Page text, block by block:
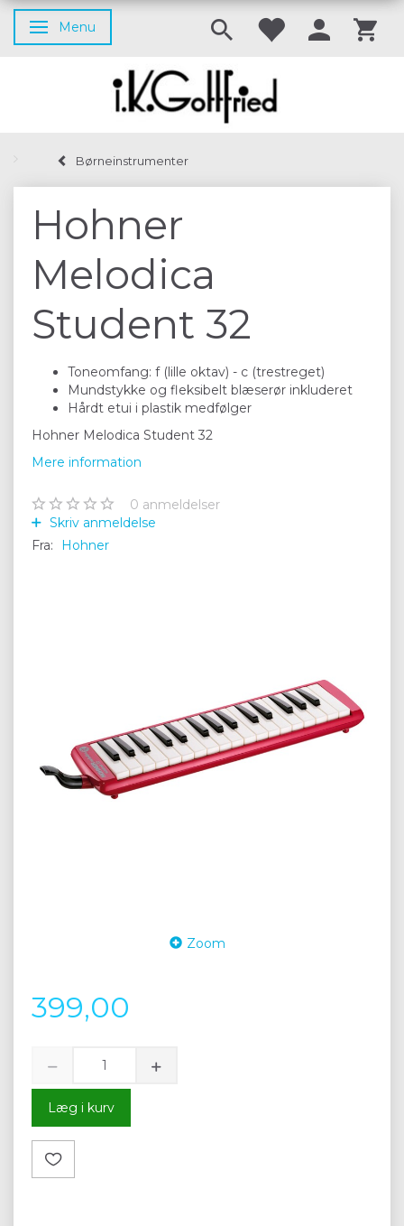
Skifte navigation
Menu
Børneinstrumenter
Hohner
Melodica
Student 32
Toneomfang: f (lille oktav) - c (trestreget)
Mundstykke og fleksibelt blæserør inkluderet
Hårdt etui i plastik medfølger
Hohner Melodica Student 32
Mere information
0 anmeldelser
Skriv anmeldelse
Fra:
Hohner
Zoom
399,00
Læg i kurv